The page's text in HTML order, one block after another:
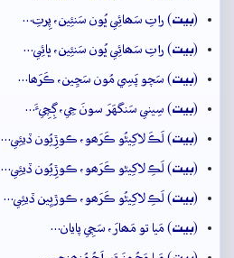
(بيت) راتِ سَھائِي ڀُون سَنئِين، پِرتِ…
(بيت) راتِ سَھائِي ڀُون سَنئِين، ڀائِي…
(بيت) سَچو پَسِي مُون سَڃِين، ڪَرَھا…
(بيت) سِيني سَنگهَرَ سونَ جِي، ڳِچِيءَ…
(بيت) لَڪَ لاکِيڻُو ڪَرَھو، ڪوڙِيُون ڏيئِي…
(بيت) لَڪِ لاکِيڻو ڪَرَھو، ڪوڙِيُون ڏيئِي…
(بيت) لَڪِ لاکِيڻُو ڪَرَھو، ڪوڙيِين ڏيئِي…
(بيت) مَيا تو مَھارَ، سَڄِي پايان…